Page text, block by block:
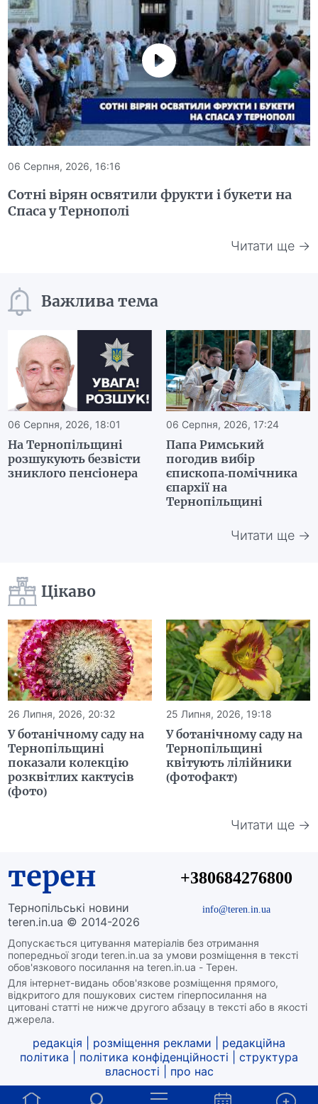
06 Серпня, 2026, 16:16
Сотні вірян освятили фрукти і букети на
Спаса у Тернополі
Читати ще →
Важлива тема
06 Серпня, 2026, 18:01
На Тернопільщині
розшукують безвісти
зниклого пенсіонера
06 Серпня, 2026, 17:24
Папа Римський
погодив вибір
єпископа-помічника
єпархії на
Тернопільщині
Читати ще →
Цікаво
26 Липня, 2026, 20:32
У ботанічному саду на
Тернопільщині
показали колекцію
розквітлих кактусів
(фото)
25 Липня, 2026, 19:18
У ботанічному саду на
Тернопільщині
квітують лілійники
(фотофакт)
Читати ще →
терен
Тернопільські новини
teren.in.ua © 2014-2026
Допускається цитування матеріалів без отримання
попередньої згоди teren.in.ua за умови розміщення в тексті
обов'язкового посилання на teren.in.ua - Терен.
Для інтернет-видань обов'язкове розміщення прямого,
відкритого для пошукових систем гіперпосилання на
цитовані статті не нижче другого абзацу в тексті або в якості
джерела.
+380684276800
info@teren.in.ua
редакція розміщення реклами
редакційна
політика
політика конфіденційності
структура
власності
про нас